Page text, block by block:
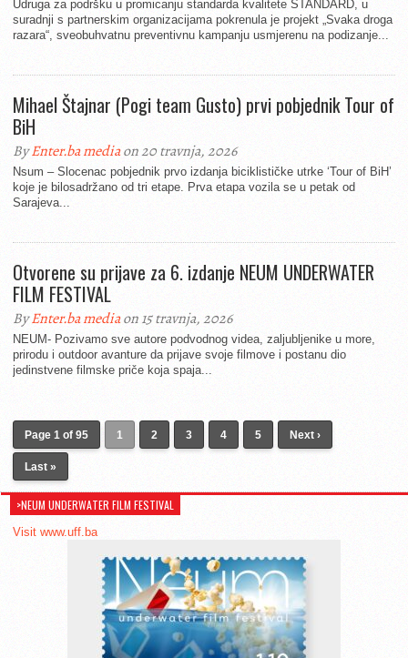
Udruga za podršku u promicanju standarda kvalitete STANDARD, u
suradnji s partnerskim organizacijama pokrenula je projekt „Svaka droga
razara“, sveobuhvatnu preventivnu kampanju usmjerenu na podizanje...
Mihael Štajnar (Pogi team Gusto) prvi pobjednik Tour of
BiH
ByEnter.ba mediaon 20 travnja, 2026
Nsum – Slocenac pobjednik prvo izdanja biciklističke utrke ‘Tour of BiH’
koje je bilosadržano od tri etape. Prva etapa vozila se u petak od
Sarajeva...
Otvorene su prijave za 6. izdanje NEUM UNDERWATER
FILM FESTIVAL
ByEnter.ba mediaon 15 travnja, 2026
NEUM- Pozivamo sve autore podvodnog videa, zaljubljenike u more,
prirodu i outdoor avanture da prijave svoje filmove i postanu dio
jedinstvene filmske priče koja spaja...
Page 1 of 95 1 2 3 4 5 Next ›
Last »
>NEUM UNDERWATER FILM FESTIVAL
Visit www.uff.ba